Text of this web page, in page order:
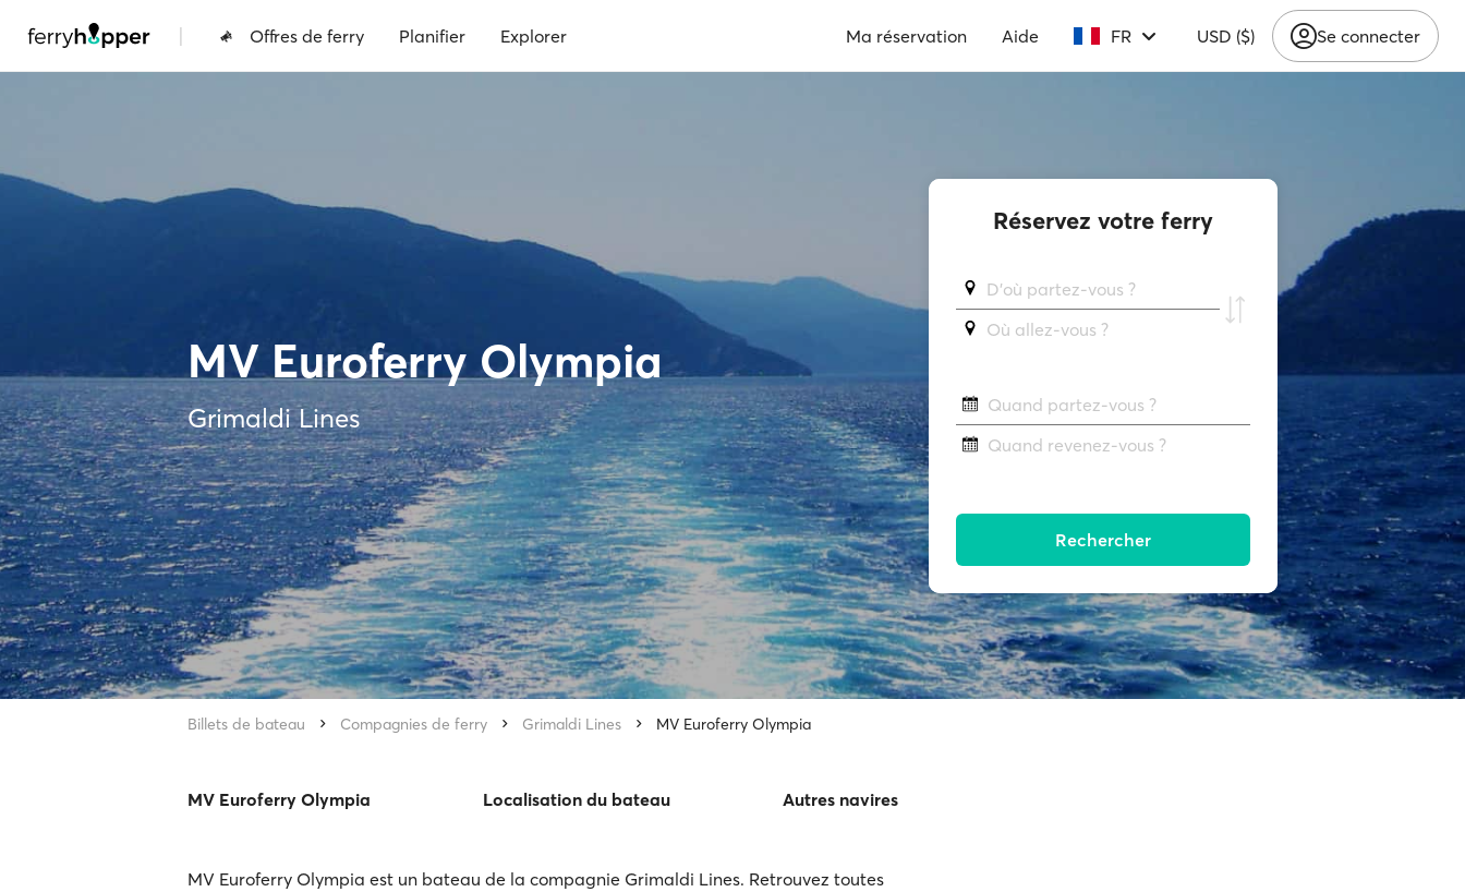
| Offres de ferry Planifier Explorer Ma réservation Aide FR USD ($) Se connecter
MV Euroferry Olympia
Grimaldi Lines
Billets de bateau Compagnies de ferry Grimaldi Lines MV Euroferry Olympia
MV Euroferry Olympia Localisation du bateau Autres navires
MV Euroferry Olympia est un bateau de la compagnie Grimaldi Lines. Retrouvez toutes
Réservez votre ferry
D'où partez-vous ?
Où allez-vous ?
Quand partez-vous ?
Quand revenez-vous ?
Rechercher